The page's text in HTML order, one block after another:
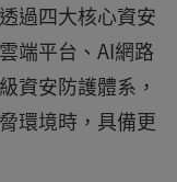
過四大核心資安
端平台、AI網路
資安防護體系，
環境時，具備更